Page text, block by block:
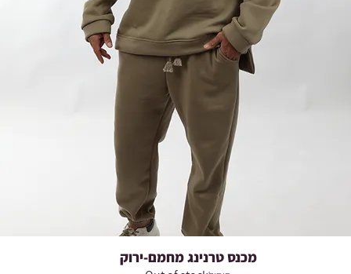
Quick View
מכנס טרנינג מחמם-ירוק